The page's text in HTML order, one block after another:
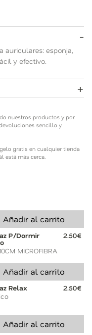
-
auriculares: esponja,
y efectivo.
+
un sistema de
entre nuestras tiendas
nuestros productos y por
sencillo y
gratis en cualquier tienda
está más cerca.
Añadir al carrito
P/Dormir
2.50€
MICROFIBRA
Añadir al carrito
Relax
2.50€
Añadir al carrito